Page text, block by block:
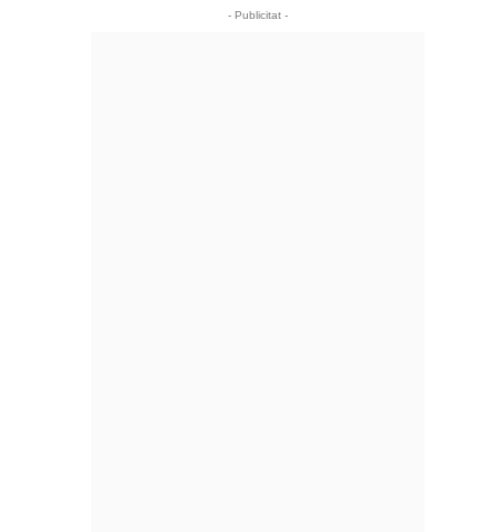
- Publicitat -